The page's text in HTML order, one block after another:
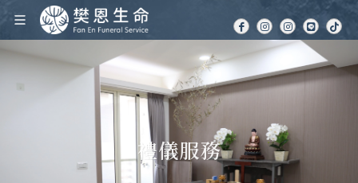
禮儀服務